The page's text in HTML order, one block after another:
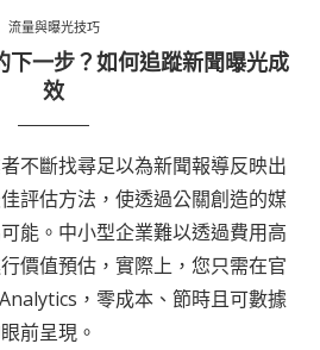
流量與曝光技巧
下一步？如何追蹤新聞曝光成
效
不斷找尋足以為新聞報導反映出
評估方法，使透過公關創造的媒
能。中小型企業難以透過費用高
價值預估，實際上，您只需在官
，零成本、節時且可數據
前呈現。